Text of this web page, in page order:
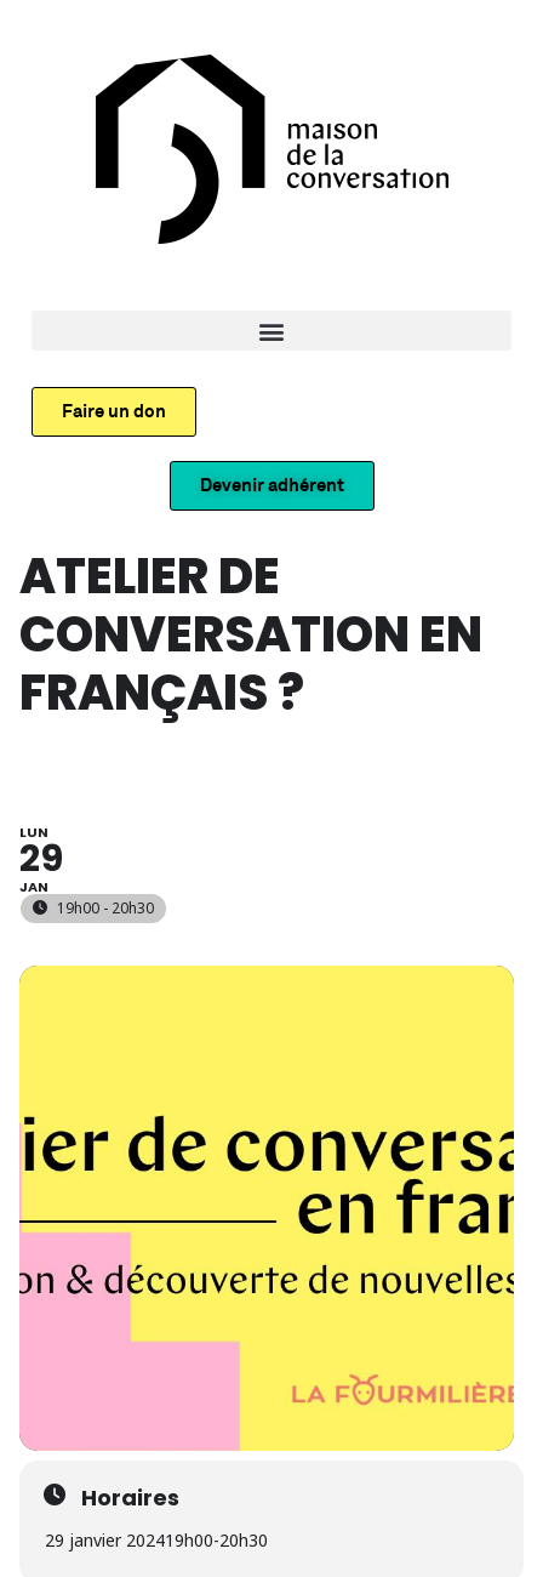
Faire un don
Devenir adhérent
ATELIER DE
CONVERSATION EN
FRANÇAIS ?
LUN
29
JAN
19h00 - 20h30
Horaires
29 janvier 202419h00-20h30